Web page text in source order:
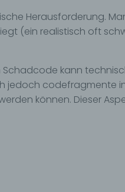
Herausforderung.
(ein realistisch oft
kann
jedoch codefragmente
können. Dieser
Ortswechsel
Daten in
ohne
spezifischen
zusätzlichen
und